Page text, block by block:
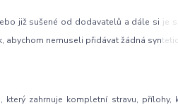
již sušené od dodavatelů a dále si je
nemuseli přidávat žádná
zahrnuje kompletní stravu, přílohy,